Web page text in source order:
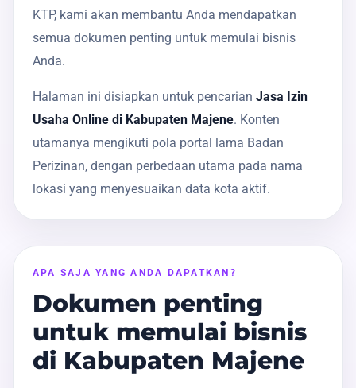
KTP, kami akan membantu Anda mendapatkan
semua dokumen penting untuk memulai bisnis
Anda.
Halaman ini disiapkan untuk pencarian Jasa Izin
Usaha Online di Kabupaten Majene. Konten
utamanya mengikuti pola portal lama Badan
Perizinan, dengan perbedaan utama pada nama
lokasi yang menyesuaikan data kota aktif.
APA SAJA YANG ANDA DAPATKAN?
Dokumen penting
untuk memulai bisnis
di Kabupaten Majene